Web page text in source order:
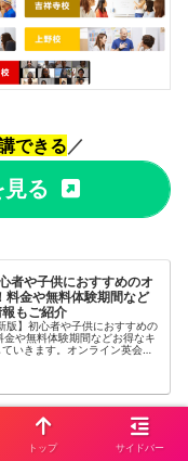
できる ／
る
者や子供におすすめのオ
料金や無料体験期間など
もご紹介
版】初心者や子供におすすめの
や無料体験期間などお得なキ
いきます。オンライン英会話
...
トップ サイドバー